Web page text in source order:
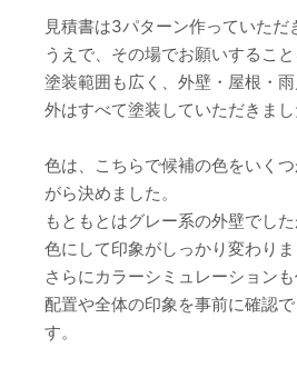
見積書は3パターン作っていただ
うえで、その場でお願いすること
塗装範囲も広く、外壁・屋根・
外はすべて塗装していただきまし
色は、こちらで候補の色をいく
がら決めました。
もともとはグレー系の外壁でし
色にして印象がしっかり変わりま
さらにカラーシミュレーション
配置や全体の印象を事前に確認
す。